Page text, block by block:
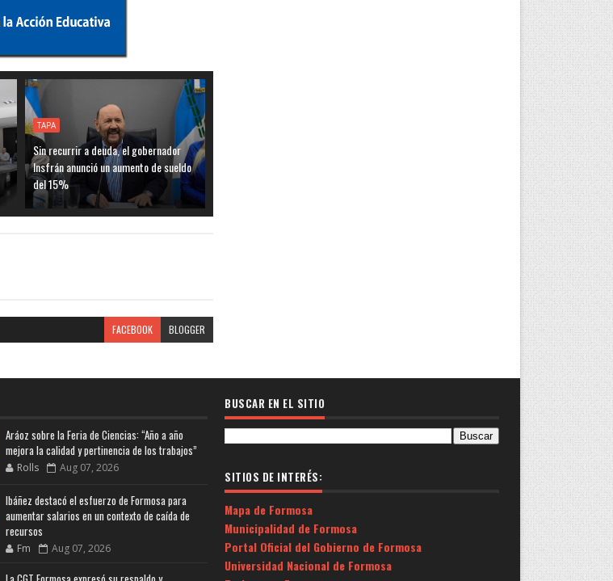
TAPA
Sin recurrir a deuda, el gobernador
Insfrán anunció un aumento de sueldo
del 15%
FACEBOOK BLOGGER
Aráoz sobre la Feria de Ciencias: “Año a año
mejora la calidad y pertinencia de los trabajos”
Rolls Aug 07, 2026
Ibáñez destacó el esfuerzo de Formosa para
aumentar salarios en un contexto de caída de
recursos
Fm Aug 07, 2026
BUSCAR EN EL SITIO
SITIOS DE INTERÉS:
Mapa de Formosa
Municipalidad de Formosa
Portal Oficial del Gobierno de Formosa
Universidad Nacional de Formosa